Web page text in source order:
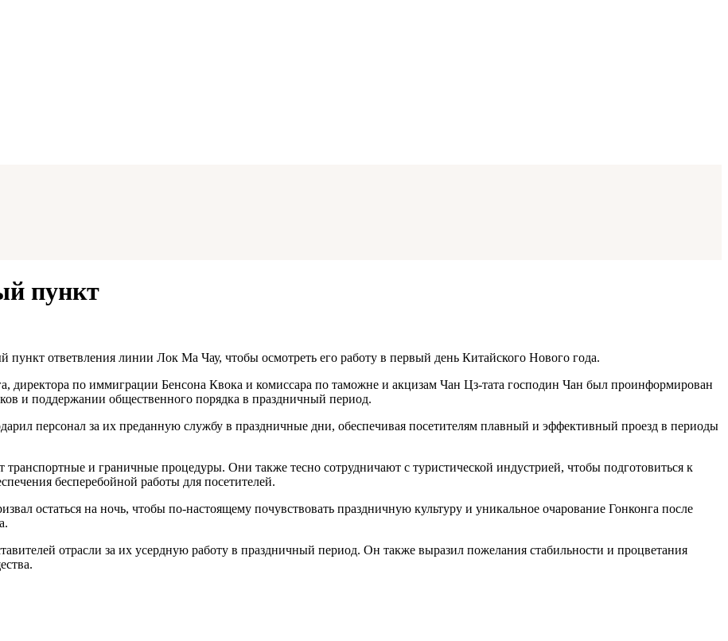
пункт
пункт ответвления линии Лок Ма Чау, чтобы осмотреть его работу в первый день Китайского Нового года.
директора по иммиграции Бенсона Квока и комиссара по таможне и акцизам Чан Цз-тата господин Чан был проинформирован
и поддержании общественного порядка в праздничный период.
персонал за их преданную службу в праздничные дни, обеспечивая посетителям плавный и эффективный проезд в периоды
и граничные процедуры. Они также тесно сотрудничают с туристической индустрией, чтобы подготовиться к
бесперебойной работы для посетителей.
остаться на ночь, чтобы по-настоящему почувствовать праздничную культуру и уникальное очарование Гонконга после
отрасли за их усердную работу в праздничный период. Он также выразил пожелания стабильности и процветания